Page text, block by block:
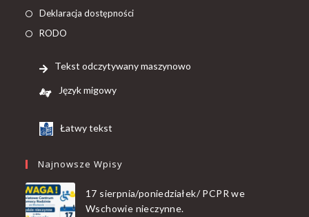
Deklaracja dostępności
RODO
Tekst odczytywany maszynowo
Język migowy
Łatwy tekst
Najnowsze Wpisy
17 sierpnia/poniedziałek/ PCPR we
Wschowie nieczynne.